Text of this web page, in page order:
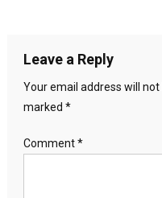
Leave a Reply
Your email address will not
marked *
Comment*